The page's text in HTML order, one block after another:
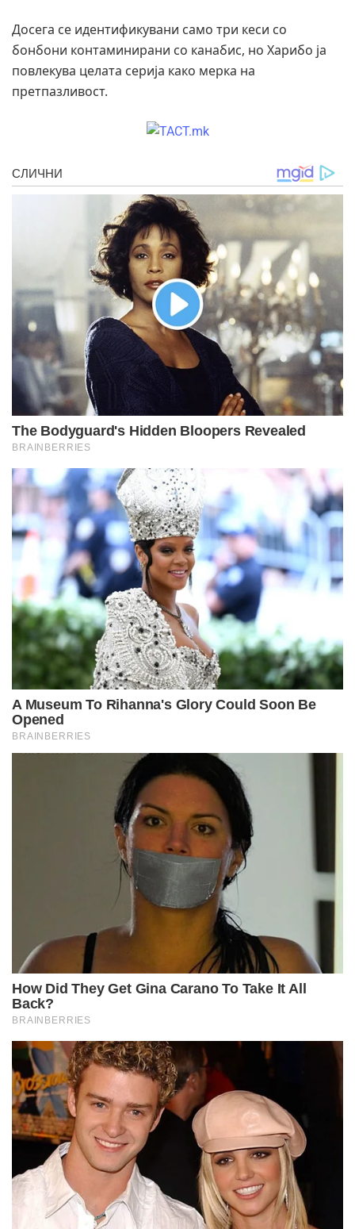
Досега се идентификувани само три кеси со
бонбони контаминирани со канабис, но Харибо ја
повлекува целата серија како мерка на
претпазливост.